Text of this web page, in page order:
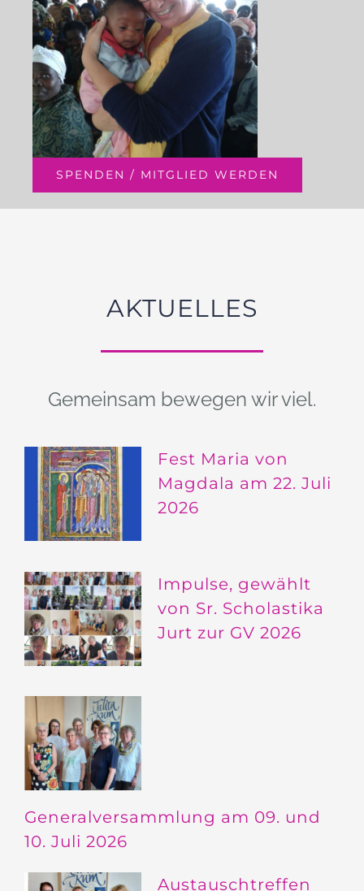
SPENDEN / MITGLIED WERDEN
AKTUELLES
Gemeinsam bewegen wir viel.
Fest Maria von
Magdala am 22. Juli
2026
Impulse, gewählt
von Sr. Scholastika
Jurt zur GV 2026
Generalversammlung am 09. und
10. Juli 2026
Austauschtreffen